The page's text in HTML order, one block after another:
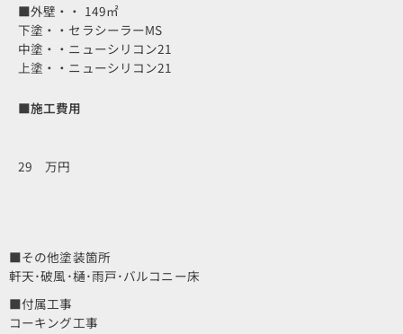
■外壁・・ 149㎡
下塗・・セラシーラーMS
中塗・・ニューシリコン21
上塗・・ニューシリコン21
■施工費用
29 万円
■その他塗装箇所
軒天･破風･樋･雨戸･バルコニー床
■付属工事
コーキング工事